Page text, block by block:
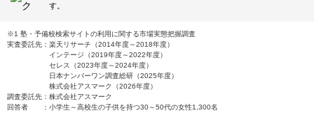
す。
※1 塾・予備校検索サイトの利用に関する市場実態把握調査
実査委託先：楽天リサーチ（2014年度～2018年度）
インテージ（2019年度～2022年度）
セレス（2023年度～2024年度）
日本ナンバーワン調査総研（2025年度）
株式会社アスマーク（2026年度）
調査委託先：株式会社アスマーク
回答者 ：小学生～高校生の子供を持つ30～50代の女性1,300名